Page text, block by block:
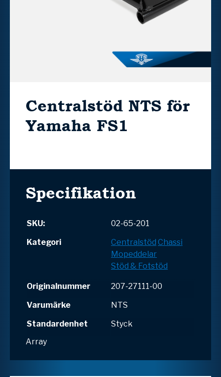
Centralstöd NTS för
Yamaha FS1
Specifikation
SKU:
02-65-201
Kategori
Centralstöd Chassi
Mopeddelar
Stöd & Fotstöd
Originalnummer
207-27111-00
Varumärke
NTS
Standardenhet
Styck
Array